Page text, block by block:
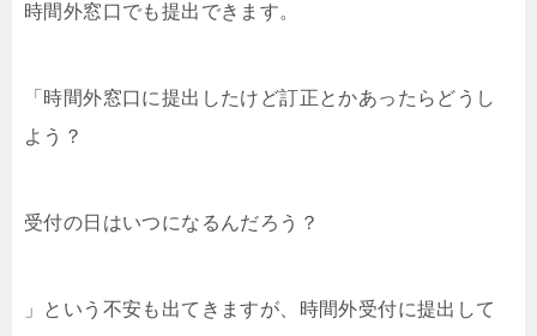
時間外窓口でも提出できます。
「時間外窓口に提出したけど訂正とかあったらどうし
よう？
受付の日はいつになるんだろう？
」という不安も出てきますが、時間外受付に提出して